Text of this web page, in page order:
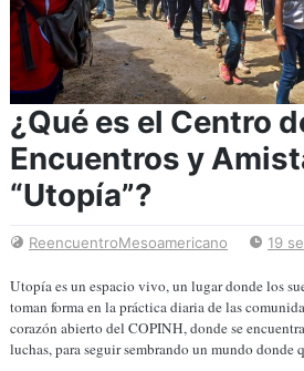
¿Qué es el Centro
Encuentros y
“Utopía”?
ReencuentroMesoamericano 19
Utopía es un espacio vivo, un lugar donde los
toman forma en la práctica diaria de las
corazón abierto del COPINH, donde se
luchas, para seguir sembrando un mundo donde